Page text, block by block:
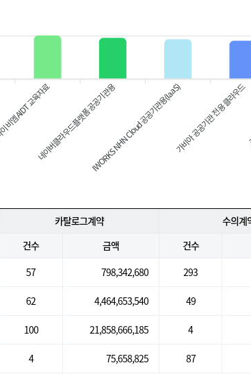
와이비엠 AIDT 교육자료네이버클라우드플랫폼 공공기관용IWORKS NHN Cloud 공공기관용(IaaS)가비아 공공기관 전용 클라우드
카탈로그계약 수의계
건수
금액 건수
57 798,342,680 293
62 4,464,653,540 49
100 21,858,666,185 4
4 75,658,825 87